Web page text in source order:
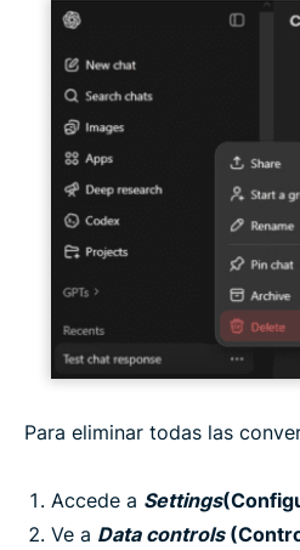
Para eliminar todas las
Accede a Settings
Ve a Data controls